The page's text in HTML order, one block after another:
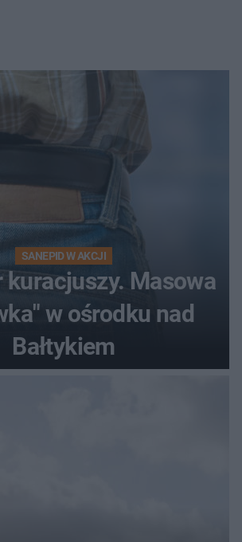
SANEPID W AKCJI
kuracjuszy. Masowa
w ośrodku nad
Bałtykiem